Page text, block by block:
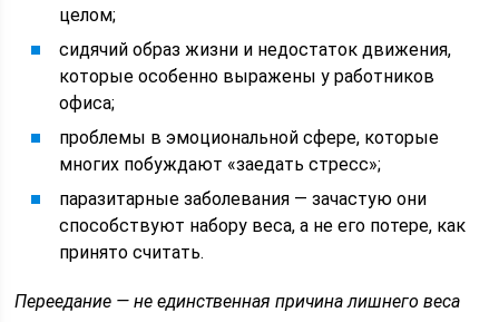
целом;
сидячий образ жизни и недостаток движения,
которые особенно выражены у работников
офиса;
проблемы в эмоциональной сфере, которые
многих побуждают «заедать стресс»;
паразитарные заболевания — зачастую они
способствуют набору веса, а не его потере, как
принято считать.
Переедание — не единственная причина лишнего веса